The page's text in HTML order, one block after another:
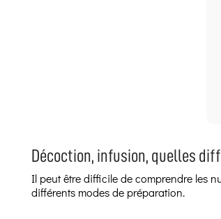
Décoction, infusion, quelles
Il peut être difficile de comprendre les
différents modes de préparation.